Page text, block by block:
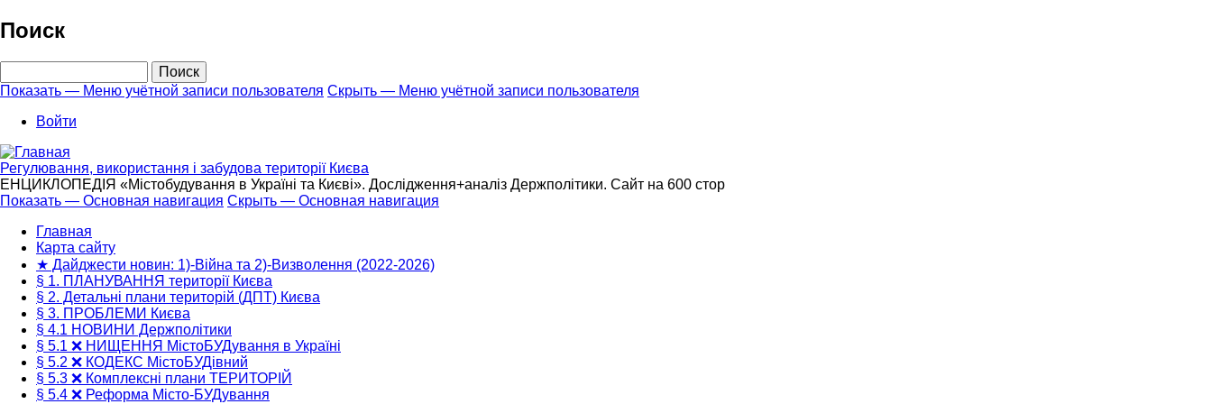
Перейти
к
основному
Поиск
Меню
учётной
записи
пользователя
Показать — Меню учётной записи пользователя Скрыть — Меню учётной записи пользователя
Войти
Регулювання, використання і забудова території Києва
ЕНЦИКЛОПЕДІЯ «Містобудування в Україні та Києві». Дослідження+аналіз Держполітики. Сайт на 600 стор
Основная
навигация
Показать — Основная навигация Скрыть — Основная навигация
Главная
Карта сайту
★ Дайджести новин: 1)-Війна та 2)-Визволення (2022-2026)
§ 1. ПЛАНУВАННЯ території Києва
§ 2. Детальні плани територій (ДПТ) Києва
§ 3. ПРОБЛЕМИ Києва
§ 4.1 НОВИНИ Держполітики
§ 5.1 ❌ НИЩЕННЯ МістоБУДування в Україні
§ 5.2 ❌ КОДЕКС МістоБУДівний
§ 5.3 ❌ Комплексні плани ТЕРИТОРІЙ
§ 5.4 ❌ Реформа Місто-БУДування